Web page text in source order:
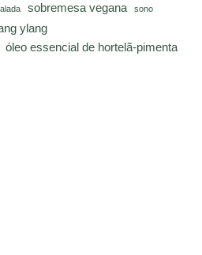
sobremesa vegana sono
ylang
óleo essencial de hortelã-pimenta